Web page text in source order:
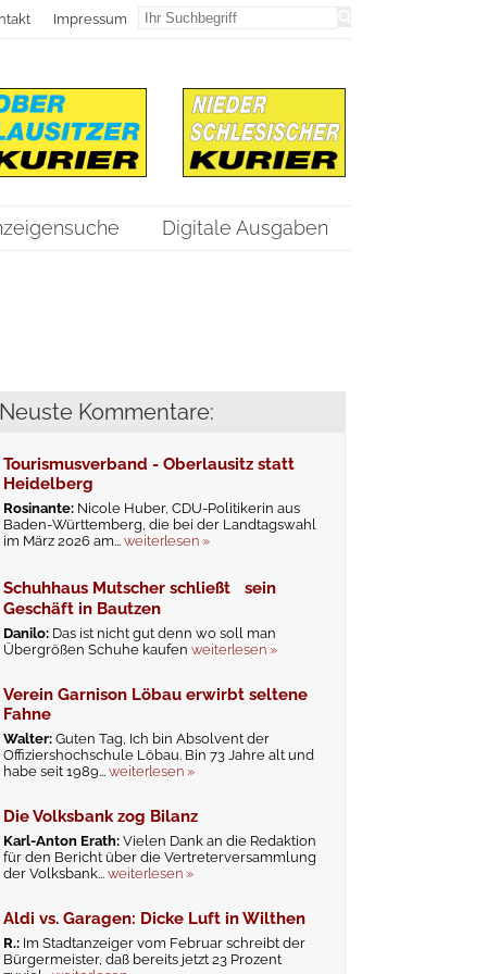
Impressum
Digitale Ausgaben
Neuste Kommentare:
Tourismusverband - Oberlausitz statt
Heidelberg
Rosinante: Nicole Huber, CDU-Politikerin aus
Baden-Württemberg, die bei der Landtagswahl
im März 2026 am...weiterlesen »
Schuhhaus Mutscher schließt sein
Geschäft in Bautzen
Danilo: Das ist nicht gut denn wo soll man
Übergrößen Schuhe kaufenweiterlesen »
Verein Garnison Löbau erwirbt seltene
Fahne
Walter:Guten Tag, Ich bin Absolvent der
Offiziershochschule Löbau. Bin 73 Jahre alt und
habe seit 1989...weiterlesen »
Die Volksbank zog Bilanz
Karl-Anton Erath:Vielen Dank an die Redaktion
für den Bericht über die Vertreterversammlung
der Volksbank...weiterlesen »
Aldi vs. Garagen: Dicke Luft in Wilthen
R.: Im Stadtanzeiger vom Februar schreibt der
Bürgermeister, daß bereits jetzt 23 Prozent